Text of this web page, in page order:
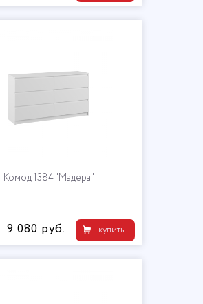
Комод 1384 "Мадера"
купить
9 080 руб.